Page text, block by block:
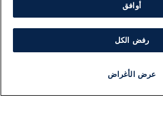
أوافق
رفض الكل
عرض الأغراض